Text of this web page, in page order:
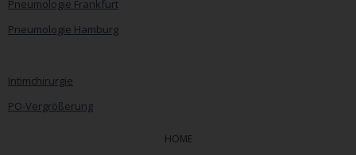
Pneumologie Frankfurt
Pneumologie Hamburg
Intimchirurgie
PO-Vergrößerung
HOME